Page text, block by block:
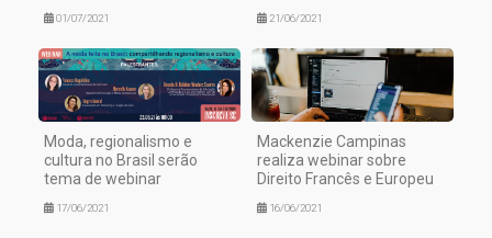
01/07/2021 21/06/2021
Moda, regionalismo e
cultura no Brasil serão
tema de webinar
17/06/2021
Mackenzie Campinas
realiza webinar sobre
Direito Francês e Europeu
16/06/2021